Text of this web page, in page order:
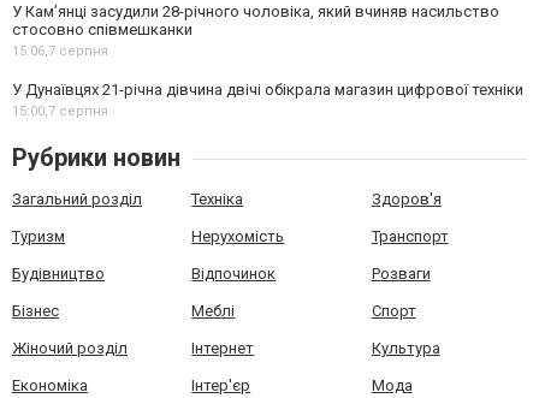
У Камʼянці засудили 28-річного чоловіка, який вчиняв насильство
стосовно співмешканки
15:06,7 серпня
У Дунаївцях 21-річна дівчина двічі обікрала магазин цифрової техніки
15:00,7 серпня
Рубрики новин
Загальний розділ Техніка Здоров'я
Туризм Нерухомість Транспорт
Будівництво Відпочинок Розваги
Бізнес Меблі Спорт
Жіночий розділ Інтернет Культура
Економіка Інтер'єр Мода